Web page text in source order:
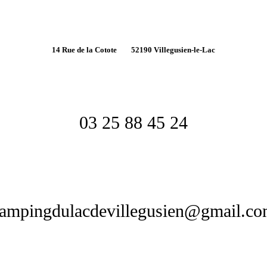
14 Rue de la Cotote 52190 Villegusien-le-Lac
03 25 88 45 24